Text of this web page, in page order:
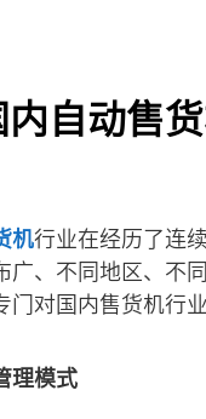
内自动售
机行业在经历了连
广、不同地区、不
门对国内售货机行
理模式